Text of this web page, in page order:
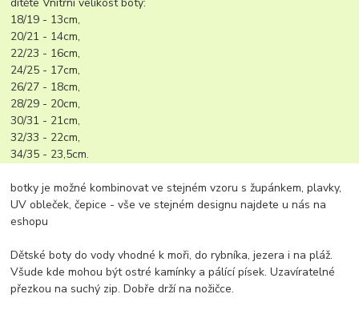
18/19 - 13cm,
20/21 - 14cm,
22/23 - 16cm,
24/25 - 17cm,
26/27 - 18cm,
28/29 - 20cm,
30/31 - 21cm,
32/33 - 22cm,
34/35 - 23,5cm.
botky je možné kombinovat ve stejném vzoru s župánkem, plavky,
UV obleček, čepice - vše ve stejném designu najdete u nás na
eshopu
Dětské boty do vody vhodné k moři, do rybníka, jezera i na pláž.
Všude kde mohou být ostré kamínky a pálící písek. Uzavíratelné
přezkou na suchý zip. Dobře drží na nožičce.